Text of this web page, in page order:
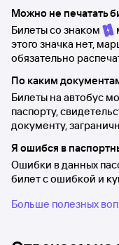
Можно не печатать
Билеты со знаком
этого значка нет,
обязательно
По каким
Билеты на автобус
паспорту,
документу,
Я ошибся в
Ошибки в данных
билет с ошибкой и
Больше полезных